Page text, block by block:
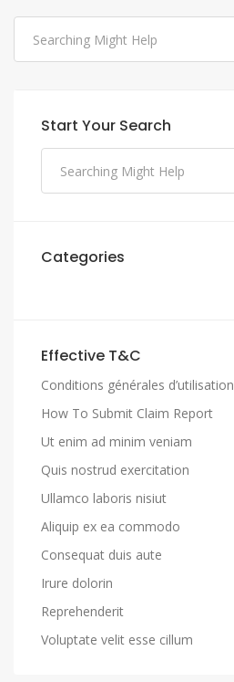
Start Your Search
Categories
Effective T&C
Conditions générales d’utilisation
How To Submit Claim Report
Ut enim ad minim veniam
Quis nostrud exercitation
Ullamco laboris nisiut
Aliquip ex ea commodo
Consequat duis aute
Irure dolorin
Reprehenderit
Voluptate velit esse cillum